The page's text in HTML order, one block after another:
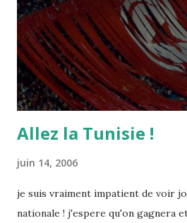
Allez la Tunisie !
juin 14, 2006
je suis vraiment impatient de voir
nationale ! j'espere qu'on gagnera